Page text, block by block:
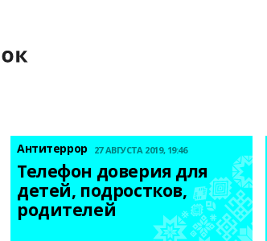
Антитеррор 27 АВГУСТА 2019, 19:46
Телефон доверия для
детей, подростков,
родителей